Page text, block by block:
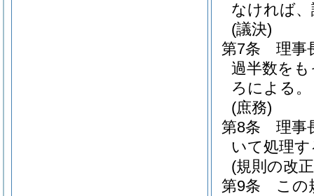
なければ
(議決)
第7条
理事
過半数を
ろによる。
(庶務)
第8条
理事
いて処理
(規則の改
第9条
この